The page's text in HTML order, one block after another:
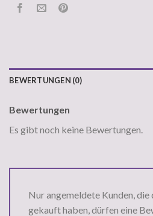
BEWERTUNGEN (0)
Bewertungen
Es gibt noch keine Bewertungen.
Nur angemeldete Kunden,
gekauft haben, dürfen eine